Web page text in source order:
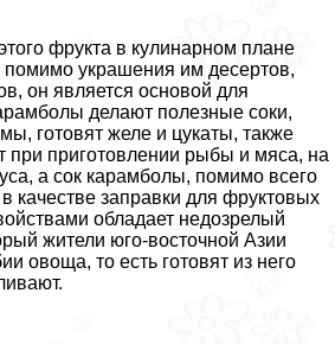
фрукта в кулинарном плане
помимо украшения им десертов,
он является основой для
делают полезные соки,
готовят желе и цукаты, также
при приготовлении рыбы и мяса, на
а сок карамболы, помимо всего
качестве заправки для фруктовых
обладает недозрелый
жители юго-восточной Азии
овоща, то есть готовят из него